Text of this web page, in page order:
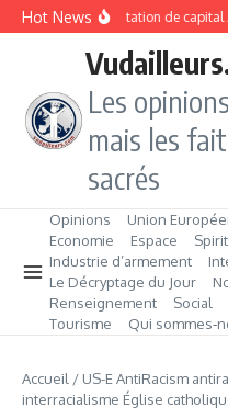
Aller au contenu
Hot NewsAugmentation de
Les
mais les
sacrés
Opinions Union
Economie
Espace
Industrie d’armement
Le Décryptage du Jour
Renseignement
Social
Tourisme
Qui
Accueil / US-E AntiRacism
interracialisme Église